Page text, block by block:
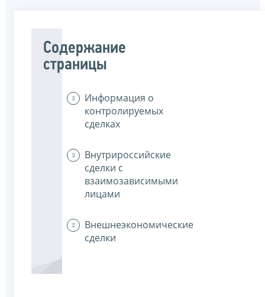
Содержание
страницы
Информация о
контролируемых
сделках
Внутрироссийские
сделки с
взаимозависимыми
лицами
Внешнеэкономические
сделки